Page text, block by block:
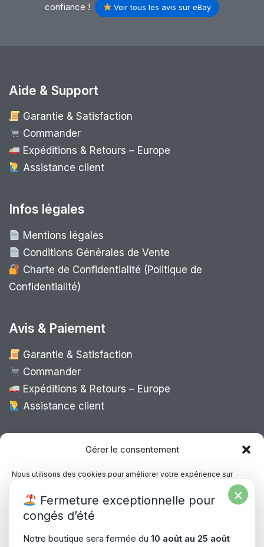
Gérer le consentement
Nous utilisons des cookies pour améliorer votre expérience sur
notre site, analyser le trafic et proposer des contenus personnalisés.
Vous pouvez accepter, refuser ou gérer vos préférences à tout
moment.
confiance !
Voir tous les avis sur eBay
Aide & Support
Garantie & Satisfaction
Commander
Expéditions & Retours – Europe
Assistance client
Infos légales
Mentions légales
Conditions Générales de Vente
Charte de Confidentialité (Politique de
Confidentialité)
Avis & Paiement
Garantie & Satisfaction
Commander
Expéditions & Retours – Europe
Assistance client
Expédition Europe
Livraison rapide dans toute l’Europe via
“ Mondial Relay
×
Fermeture exceptionnelle pour
congés d’été
Notre boutique sera fermée du 10 août au 25 août